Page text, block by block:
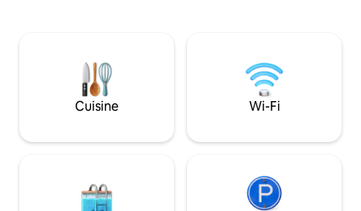
bouilloire,
proximité se
Lavender Farms,
Tiffin
est à 30 minutes.
Cuisine Wi-Fi